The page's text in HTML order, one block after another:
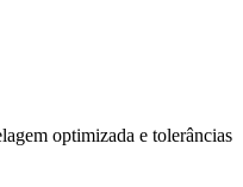
optimizada e tolerâncias